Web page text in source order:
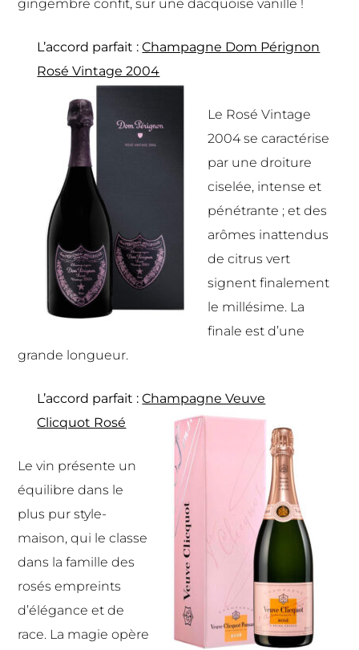
gingembre confit, sur une dacquoise vanille !
L’accord parfait : Champagne Dom Pérignon
Rosé Vintage 2004
Le Rosé Vintage
2004 se caractérise
par une droiture
ciselée, intense et
pénétrante ; et des
arômes inattendus
de citrus vert
signent finalement
le millésime. La
finale est d’une
grande longueur.
L’accord parfait :Champagne Veuve
Clicquot Rosé
Le vin présente un
équilibre dans le
plus pur style-
maison, qui le classe
dans la famille des
rosés empreints
d’élégance et de
race. La magie opère